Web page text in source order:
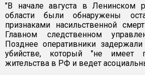
"В начале августа в Ленинском
области были обнаружены
признаками насильственной
Главном следственном
Позднее оперативники
убийстве, который "не имеет
жительства в РФ и ведет